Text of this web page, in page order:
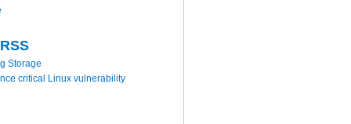
Storage
critical Linux vulnerability